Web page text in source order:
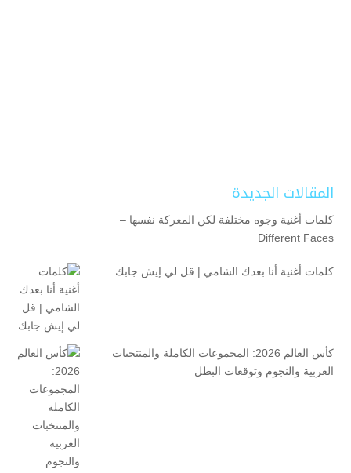
المقالات الجديدة
كلمات أغنية وجوه مختلفة لكن المعركة نفسها –
Different Faces
كلمات أغنية أنا بعدك الشامي | قل لي إيش جابك
كأس العالم 2026: المجموعات الكاملة والمنتخبات
العربية والنجوم وتوقعات البطل